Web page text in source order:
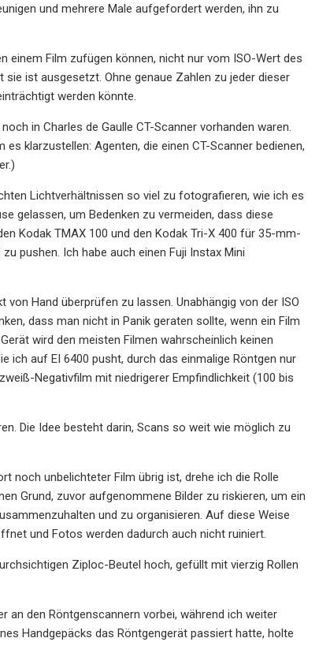
und mehrere Male aufgefordert werden, ihn zu
einem Film zufügen können, nicht nur vom ISO-Wert des
ist ausgesetzt. Ohne genaue Zahlen zu jeder dieser
werden könnte.
in Charles de Gaulle CT-Scanner vorhanden waren.
klarzustellen: Agenten, die einen CT-Scanner bedienen,
Lichtverhältnissen so viel zu fotografieren, wie ich es
gelassen, um Bedenken zu vermeiden, dass diese
Kodak TMAX 100 und den Kodak Tri-X 400 für 35-mm-
pushen. Ich habe auch einen Fuji Instax Mini
Hand überprüfen zu lassen. Unabhängig von der ISO
dass man nicht in Panik geraten sollte, wenn ein Film
wird den meisten Filmen wahrscheinlich keinen
ich auf EI 6400 pusht, durch das einmalige Röntgen nur
Negativfilm mit niedrigerer Empfindlichkeit (100 bis
Die Idee besteht darin, Scans so weit wie möglich zu
noch unbelichteter Film übrig ist, drehe ich die Rolle
Grund, zuvor aufgenommene Bilder zu riskieren, um ein
und zu organisieren. Auf diese Weise
und Fotos werden dadurch auch nicht ruiniert.
Ziploc-Beutel hoch, gefüllt mit vierzig Rollen
an den Röntgenscannern vorbei, während ich weiter
Handgepäcks das Röntgengerät passiert hatte, holte